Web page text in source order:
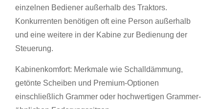
einzelnen Bediener außerhalb des Traktors.
Konkurrenten benötigen oft eine Person außerhalb
und eine weitere in der Kabine zur Bedienung der
Steuerung.
Kabinenkomfort: Merkmale wie Schalldämmung,
getönte Scheiben und Premium-Optionen
einschließlich Grammer oder hochwertigen Grammer-